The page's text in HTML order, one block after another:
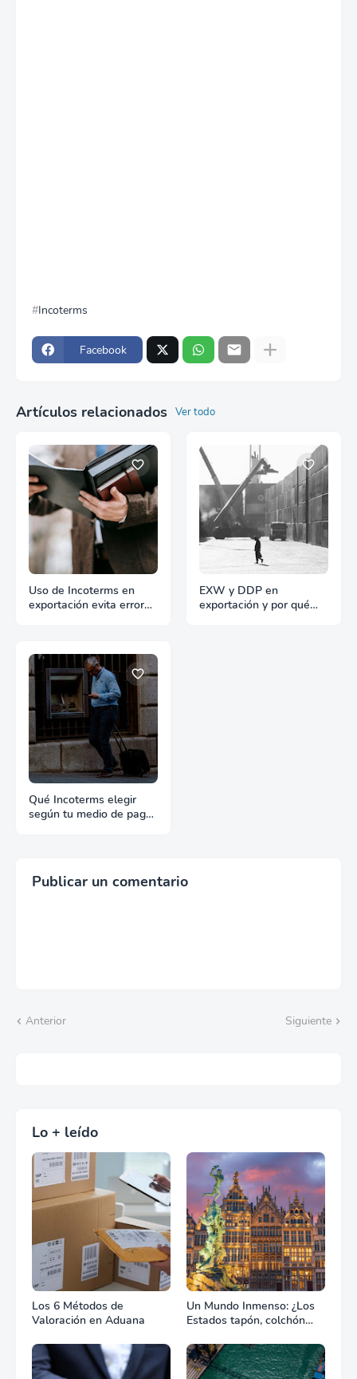
Incoterms
Facebook
Artículos relacionados Ver todo
Uso de Incoterms en
exportación evita errores
EXW y DDP en
exportación y por qué
Qué Incoterms elegir
según tu medio de pago
Publicar un comentario
Anterior Siguiente
Lo + leído
Los 6 Métodos de
Valoración en Aduana
Un Mundo Inmenso: ¿Los
Estados tapón, colchón
combate?